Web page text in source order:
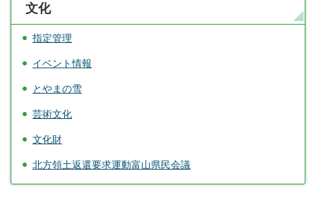
文化
指定管理
イベント情報
とやまの雪
芸術文化
文化財
北方領土返還要求運動富山県民会議